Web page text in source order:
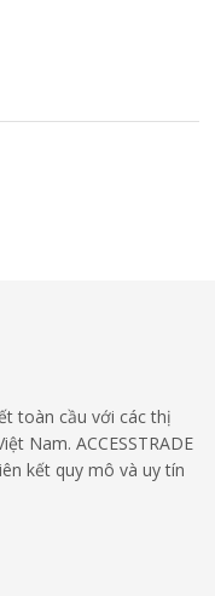
toàn cầu với các thị
Nam. ACCESSTRADE
kết quy mô và uy tín